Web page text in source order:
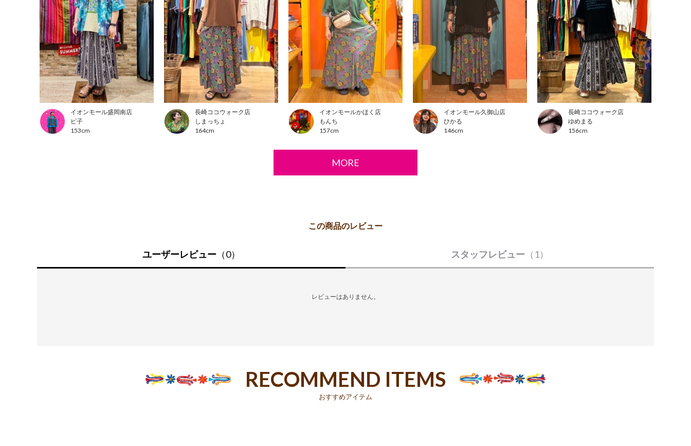
イオンモール盛岡南店
ピ子
153cm
長崎ココウォーク店
しまっちょ
164cm
イオンモールかほく店
もんち
157cm
イオンモール久御山店
ひかる
146cm
長崎ココウォーク店
ゆめまる
156cm
MORE
ユーザーレビュー （0） スタッフレビュー （1）
レビューはありません。
RECOMMEND ITEMS
おすすめアイテム